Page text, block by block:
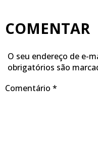
COMENTAR
O seu endereço de e-
obrigatórios são
Comentário *